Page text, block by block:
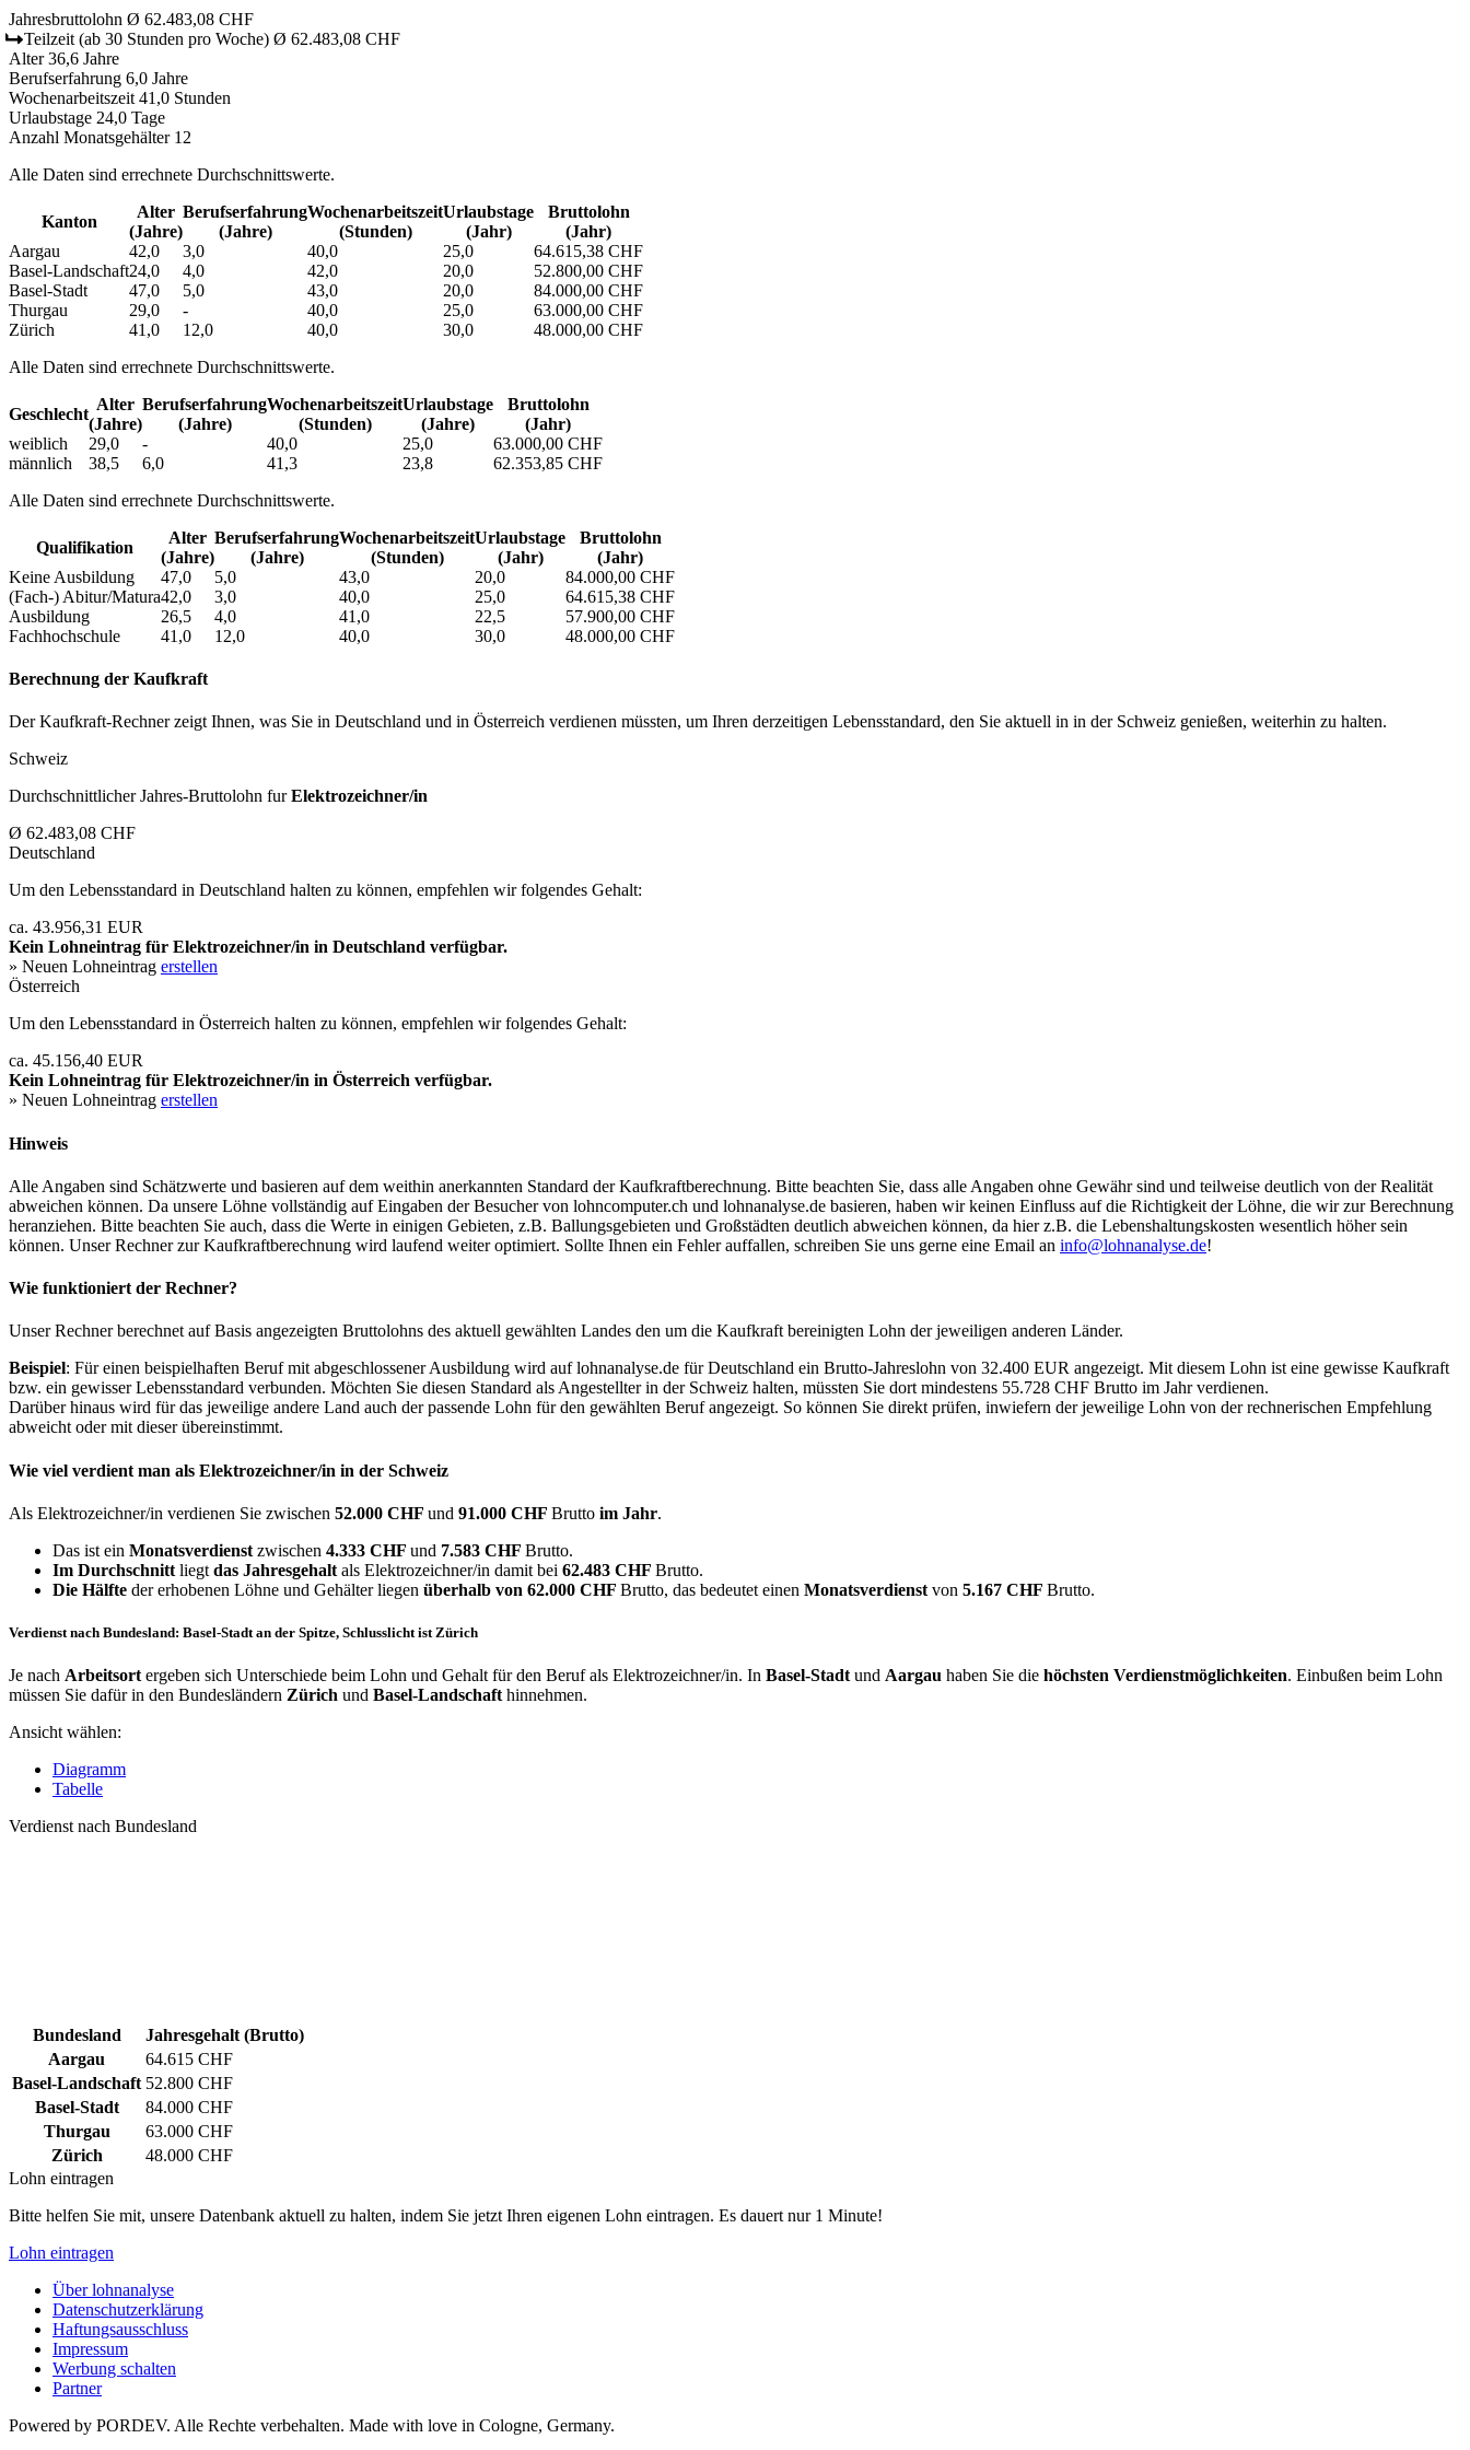
Jahresbruttolohn Ø 62.483,08 CHF
Teilzeit (ab 30 Stunden pro Woche) Ø 62.483,08 CHF
Alter 36,6 Jahre
Berufserfahrung 6,0 Jahre
Wochenarbeitszeit 41,0 Stunden
Urlaubstage 24,0 Tage
Anzahl Monatsgehälter 12
Alle Daten sind errechnete Durchschnittswerte.
Kanton
Alter
(Jahre)
Berufs­erfahrung
(Jahre)
Wochen­arbeitszeit
(Stunden)
Urlaubs­tage
(Jahr)
Bruttolohn
(Jahr)
Aargau
42,0 3,0 40,0 25,0
64.615,38 CHF
Basel-Landschaft24,0 4,0 42,0 20,0
52.800,00 CHF
Basel-Stadt
47,0 5,0 43,0 20,0
84.000,00 CHF
Thurgau
29,0 - 40,0 25,0
63.000,00 CHF
Zürich
41,0 12,0 40,0 30,0
48.000,00 CHF
Alle Daten sind errechnete Durchschnittswerte.
Geschlecht
Alter
(Jahre)
Berufs­erfahrung
(Jahre)
Wochen­arbeitszeit
(Stunden)
Urlaubs­tage
(Jahre)
Bruttolohn
(Jahr)
weiblich
29,0 - 40,0 25,0
63.000,00 CHF
männlich
38,5 6,0 41,3 23,8
62.353,85 CHF
Alle Daten sind errechnete Durchschnittswerte.
Qualifikation
Alter
(Jahre)
Berufs­erfahrung
(Jahre)
Wochen­arbeitszeit
(Stunden)
Urlaubs­tage
(Jahr)
Bruttolohn
(Jahr)
Keine Ausbildung
47,0 5,0 43,0 20,0
84.000,00 CHF
(Fach-) Abitur/Matura42,0 3,0 40,0 25,0
64.615,38 CHF
Ausbildung
26,5 4,0 41,0 22,5
57.900,00 CHF
Fachhochschule
41,0 12,0 40,0 30,0 48.000,00 CHF
Berechnung der Kaufkraft
Der Kaufkraft-Rechner zeigt Ihnen, was Sie in Deutschland und in Österreich verdienen müssten, um Ihren derzeitigen Lebensstandard, den Sie aktuell in in der Schweiz genießen, weiterhin zu halten.
Schweiz
Durchschnittlicher Jahres-Bruttolohn furElektrozeichner/in
Ø 62.483,08 CHF
Deutschland
Um den Lebensstandard in Deutschland halten zu können, empfehlen wir folgendes Gehalt:
ca. 43.956,31 EUR
Kein Lohneintrag für Elektrozeichner/in in Deutschland verfügbar.
» Neuen Lohneintrag erstellen
Österreich
Um den Lebensstandard in Österreich halten zu können, empfehlen wir folgendes Gehalt:
ca. 45.156,40 EUR
Kein Lohneintrag für Elektrozeichner/in in Österreich verfügbar.
» Neuen Lohneintrag erstellen
Hinweis
Alle Angaben sind Schätzwerte und basieren auf dem weithin anerkannten Standard der Kaufkraftberechnung. Bitte beachten Sie, dass alle Angaben ohne Gewähr sind und teilweise deutlich von der Realität
abweichen können. Da unsere Löhne vollständig auf Eingaben der Besucher von lohncomputer.ch und lohnanalyse.de basieren, haben wir keinen Einfluss auf die Richtigkeit der Löhne, die wir zur Berechnung
heranziehen. Bitte beachten Sie auch, dass die Werte in einigen Gebieten, z.B. Ballungsgebieten und Großstädten deutlich abweichen können, da hier z.B. die Lebenshaltungskosten wesentlich höher sein
können. Unser Rechner zur Kaufkraftberechnung wird laufend weiter optimiert. Sollte Ihnen ein Fehler auffallen, schreiben Sie uns gerne eine Email an info@lohnanalyse.de!
Wie funktioniert der Rechner?
Unser Rechner berechnet auf Basis angezeigten Bruttolohns des aktuell gewählten Landes den um die Kaufkraft bereinigten Lohn der jeweiligen anderen Länder.
Beispiel: Für einen beispielhaften Beruf mit abgeschlossener Ausbildung wird auf lohnanalyse.de für Deutschland ein Brutto-Jahreslohn von 32.400 EUR angezeigt. Mit diesem Lohn ist eine gewisse Kaufkraft
bzw. ein gewisser Lebensstandard verbunden. Möchten Sie diesen Standard als Angestellter in der Schweiz halten, müssten Sie dort mindestens 55.728 CHF Brutto im Jahr verdienen.
Darüber hinaus wird für das jeweilige andere Land auch der passende Lohn für den gewählten Beruf angezeigt. So können Sie direkt prüfen, inwiefern der jeweilige Lohn von der rechnerischen Empfehlung
abweicht oder mit dieser übereinstimmt.
Wie viel verdient man als Elektrozeichner/in in der Schweiz
Als Elektrozeichner/in verdienen Sie zwischen 52.000 CHF und 91.000 CHF Brutto im Jahr.
Das ist ein Monatsverdienst zwischen 4.333 CHF und 7.583 CHF Brutto.
Im Durchschnitt liegt das Jahresgehalt als Elektrozeichner/in damit bei 62.483 CHF Brutto.
Die Hälfte der erhobenen Löhne und Gehälter liegen überhalb von 62.000 CHF Brutto, das bedeutet einen Monatsverdienst von 5.167 CHF Brutto.
Verdienst nach Bundesland: Basel-Stadt an der Spitze, Schlusslicht ist Zürich
Je nach Arbeitsort ergeben sich Unterschiede beim Lohn und Gehalt für den Beruf als Elektrozeichner/in. In Basel-Stadt und Aargau haben Sie die höchsten Verdienstmöglichkeiten. Einbußen beim Lohn
müssen Sie dafür in den Bundesländern Zürich und Basel-Landschaft hinnehmen.
Ansicht wählen:
Diagramm
Tabelle
Verdienst nach Bundesland
Bundesland
Jahresgehalt (Brutto)
Aargau
64.615 CHF
Basel-Landschaft 52.800 CHF
Basel-Stadt
84.000 CHF
Thurgau
63.000 CHF
Zürich
48.000 CHF
Lohn eintragen
Bitte helfen Sie mit, unsere Datenbank aktuell zu halten, indem Sie jetzt Ihren eigenen Lohn eintragen. Es dauert nur 1 Minute!
Lohn eintragen
Über lohnanalyse
Datenschutzerklärung
Haftungsausschluss
Impressum
Werbung schalten
Partner
Powered by PORDEV. Alle Rechte verbehalten. Made with love in Cologne, Germany.